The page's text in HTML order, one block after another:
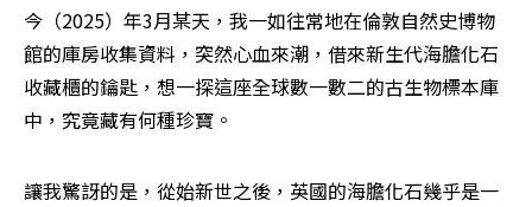
今（2025）年3月某天，我一如往常地在倫敦自然史博物
館的庫房收集資料，突然心血來潮，借來新生代海膽化石
收藏櫃的鑰匙，想一探這座全球數一數二的古生物標本庫
中，究竟藏有何種珍寶。
讓我驚訝的是，從始新世之後，英國的海膽化石幾乎是一